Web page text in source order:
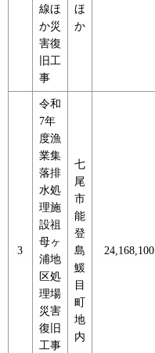
線ほ
か災
害復
旧工
事
ほ
か
3
令和
7年
度漁
業集
落排
水処
理施
設祖
母ヶ
浦地
区処
理場
災害
復旧
工事
七
尾
市
能
登
島
鰀
目
町
地
内
24,168,100